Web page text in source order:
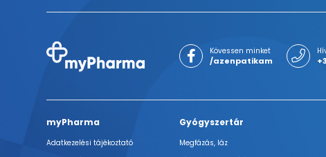
Kövessen minket
/azenpatikam
myPharma
Adatkezelési tájékoztató
Gyógyszertár
Megfázás, láz